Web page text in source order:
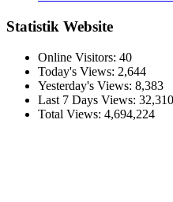
Statistik Website
Online Visitors: 40
Today's Views: 2,644
Yesterday's Views: 8,383
Last 7 Days Views: 32,310
Total Views: 4,694,224